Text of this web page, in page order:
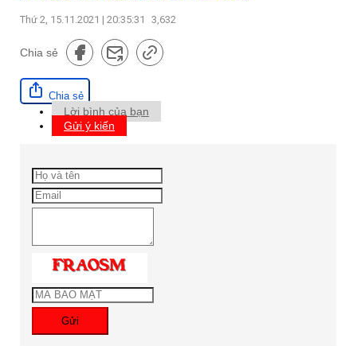
Thứ 2, 15.11.2021 | 20:35:31 3,632
Chia sẻ
Chia sẻ
Lời bình của bạn
Gửi ý kiến
Gửi